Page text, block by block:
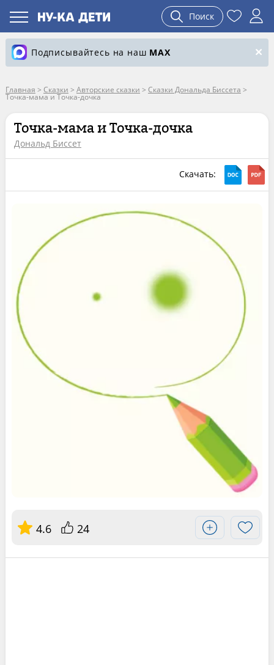
Поиск
Подписывайтесь на наш MAX
Главная > Сказки > Авторские сказки > Сказки Дональда Биссета >
Точка-мама и Точка-дочка
Точка-мама и Точка-дочка
Дональд Биссет
Скачать:
4.6 24